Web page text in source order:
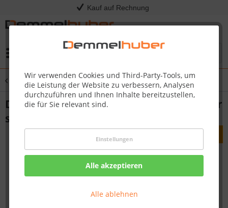
Kauf auf Rechnung
Wir verwenden Cookies und Third-Party-Tools, um
die Leistung der Website zu verbessern, Analysen
durchzuführen und Ihnen Inhalte bereitzustellen,
die für Sie relevant sind.
Einstellungen
Alle akzeptieren
Alle ablehnen
Übersicht Dekorpaneele
Dekorpaneele Classic Bocado 250 Streifer
silber 4021